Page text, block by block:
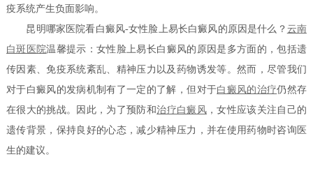
疫系统产生负面影响。
昆明哪家医院看白癜风-女性脸上易长白癜风的原因是什么？ 云南
白斑医院温馨提示：女性脸上易长白癜风的原因是多方面的，包括遗
传因素、免疫系统紊乱、精神压力以及药物诱发等。然而，尽管我们
对于白癜风的发病机制有了一定的了解，但对于白癜风的治疗仍然存
在很大的挑战。因此，为了预防和治疗白癜风，女性应该关注自己的
遗传背景，保持良好的心态，减少精神压力，并在使用药物时咨询医
生的建议。